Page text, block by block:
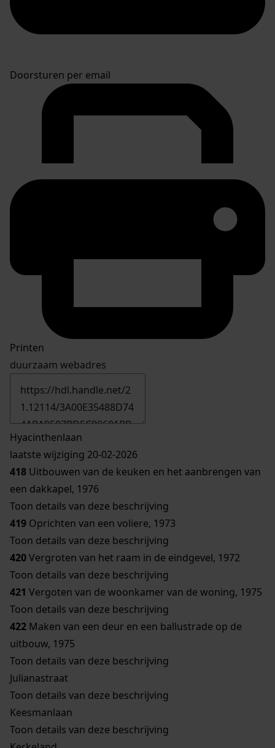
Doorsturen per email
Printen
duurzaam webadres
Hyacinthenlaan
laatste wijziging 20-02-2026
418 Uitbouwen van de keuken en het aanbrengen van
een dakkapel, 1976
Toon details van deze beschrijving
419 Oprichten van een voliere, 1973
Toon details van deze beschrijving
420Vergroten van het raam in de eindgevel, 1972
Toon details van deze beschrijving
421 Vergoten van de woonkamer van de woning, 1975
Toon details van deze beschrijving
422 Maken van een deur en een ballustrade op de
uitbouw, 1975
Toon details van deze beschrijving
Julianastraat
Toon details van deze beschrijving
Keesmanlaan
Toon details van deze beschrijving